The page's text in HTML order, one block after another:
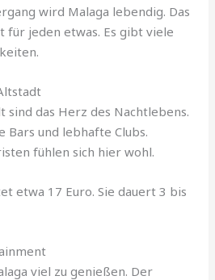
wird Malaga lebendig. Das
für jeden etwas. Es gibt viele
sind das Herz des Nachtlebens.
und lebhafte Clubs.
fühlen sich hier wohl.
etwa 17 Euro. Sie dauert 3 bis
viel zu genießen. Der